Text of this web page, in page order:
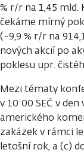
% r/r na 1,45 mld.
čekáme mírný
(-9,9 % r/r na
nových akcií po
poklesu upr.
Mezi tématy
v 10:00 SEČ v
amerického
zakázek v rámci
letošní rok, a (c)